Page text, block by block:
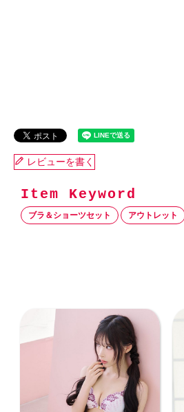
レビューを書く
ブラ＆ショーツセット アウトレット